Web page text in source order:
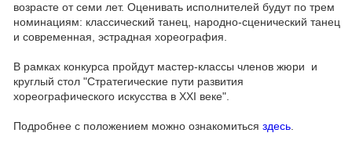
возрасте от семи лет. Оценивать исполнителей будут по трем
номинациям: классический танец, народно-сценический танец
и современная, эстрадная хореография.
В рамках конкурса пройдут мастер-классы членов жюри и
круглый стол "Стратегические пути развития
хореографического искусства в XXI веке".
Подробнее с положением можно ознакомиться здесь.